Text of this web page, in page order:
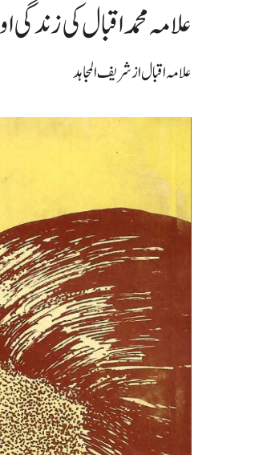
علامہ محمد اقبال کی
علامہ اقبال از شریف المجاہد